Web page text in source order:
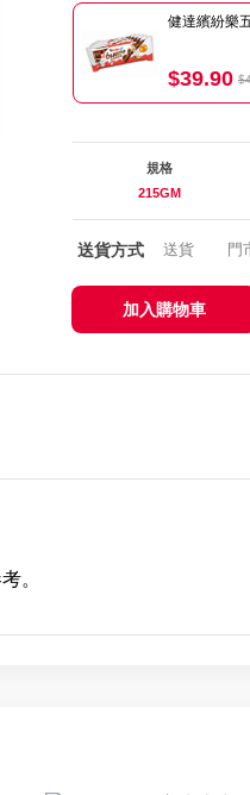
健達繽紛樂
$39.90
規格
215GM
送貨方式 送貨 門
加入購物車
。